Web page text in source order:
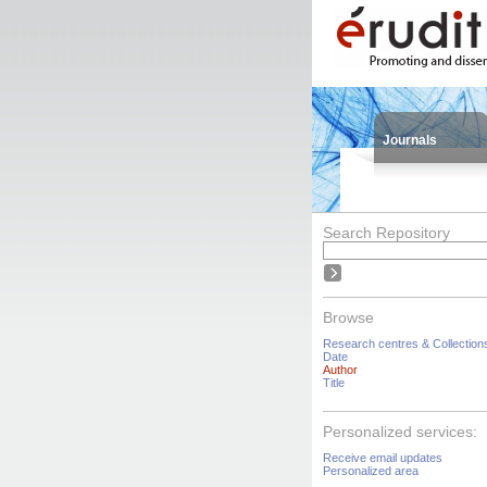
Journals
Search Repository
Browse
Research centres &
Date
Author
Title
Personalized services:
Receive email updates
Personalized area